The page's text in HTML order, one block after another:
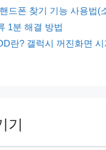
드폰 찾기 기능 사용법(
1분 해결 방법
란? 갤럭시 꺼진화면
기